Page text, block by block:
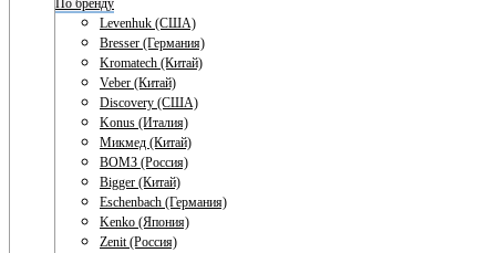
По бренду
Levenhuk (США)
Bresser (Германия)
Kromatech (Китай)
Veber (Китай)
Discovery (США)
Konus (Италия)
Микмед (Китай)
ВОМЗ (Россия)
Bigger (Китай)
Eschenbach (Германия)
Kenko (Япония)
Zenit (Россия)